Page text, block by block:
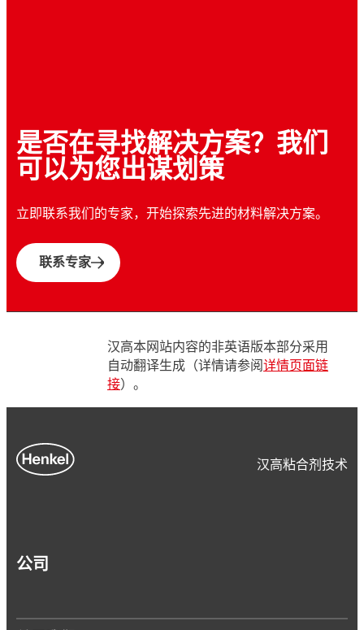
是否在寻找解决方案？我们
可以为您出谋划策
立即联系我们的专家，开始探索先进的材料解决方案。
联系专家
汉高本网站内容的非英语版本部分采用
自动翻译生成（详情请参阅详情页面链
接）。
汉高粘合剂技术
公司